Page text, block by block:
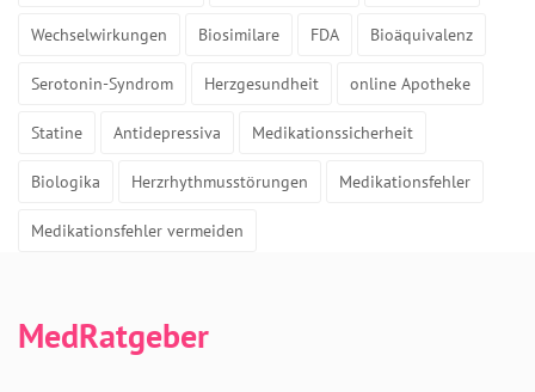
Wechselwirkungen Biosimilare FDA Bioäquivalenz
Serotonin-Syndrom Herzgesundheit online Apotheke
Statine Antidepressiva Medikationssicherheit
Biologika Herzrhythmusstörungen Medikationsfehler
Medikationsfehler vermeiden
MedRatgeber